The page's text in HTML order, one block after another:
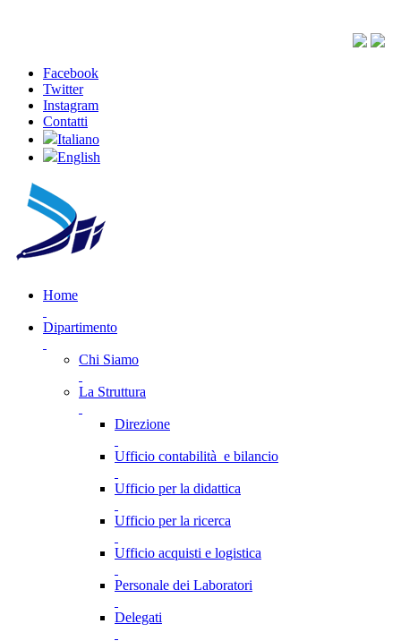
Facebook
Twitter
Instagram
Contatti
Italiano
English
Home
Dipartimento
Chi Siamo
La Struttura
Direzione
Ufficio contabilità e bilancio
Ufficio per la didattica
Ufficio per la ricerca
Ufficio acquisti e logistica
Personale dei Laboratori
Delegati